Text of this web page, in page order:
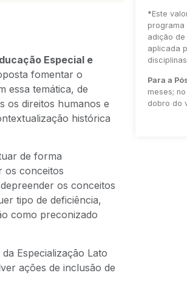
Especial e
fomentar o
essa temática, de
os direitos humanos e
histórica
de forma
os conceitos
os conceitos
tipo de deficiência,
como preconizado
Especialização Lato
ações de inclusão de
*Este
programa
adição
aplicada
Para a
meses;
dobro do